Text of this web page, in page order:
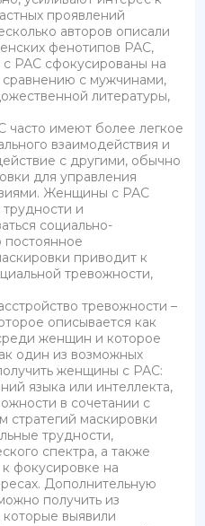
проявлений
авторов описали
фенотипов РАС,
РАС сфокусированы на
сравнению с мужчинами,
литературы,
имеют более легкое
взаимодействия и
с другими, обычно
для управления
Женщины с РАС
и
социально-
постоянное
приводит к
тревожности,
тревожности –
описывается как
женщин и которое
один из возможных
женщины с РАС:
языка или интеллекта,
в сочетании с
стратегий маскировки
трудности,
спектра, а также
фокусировке на
Дополнительную
получить из
которые выявили